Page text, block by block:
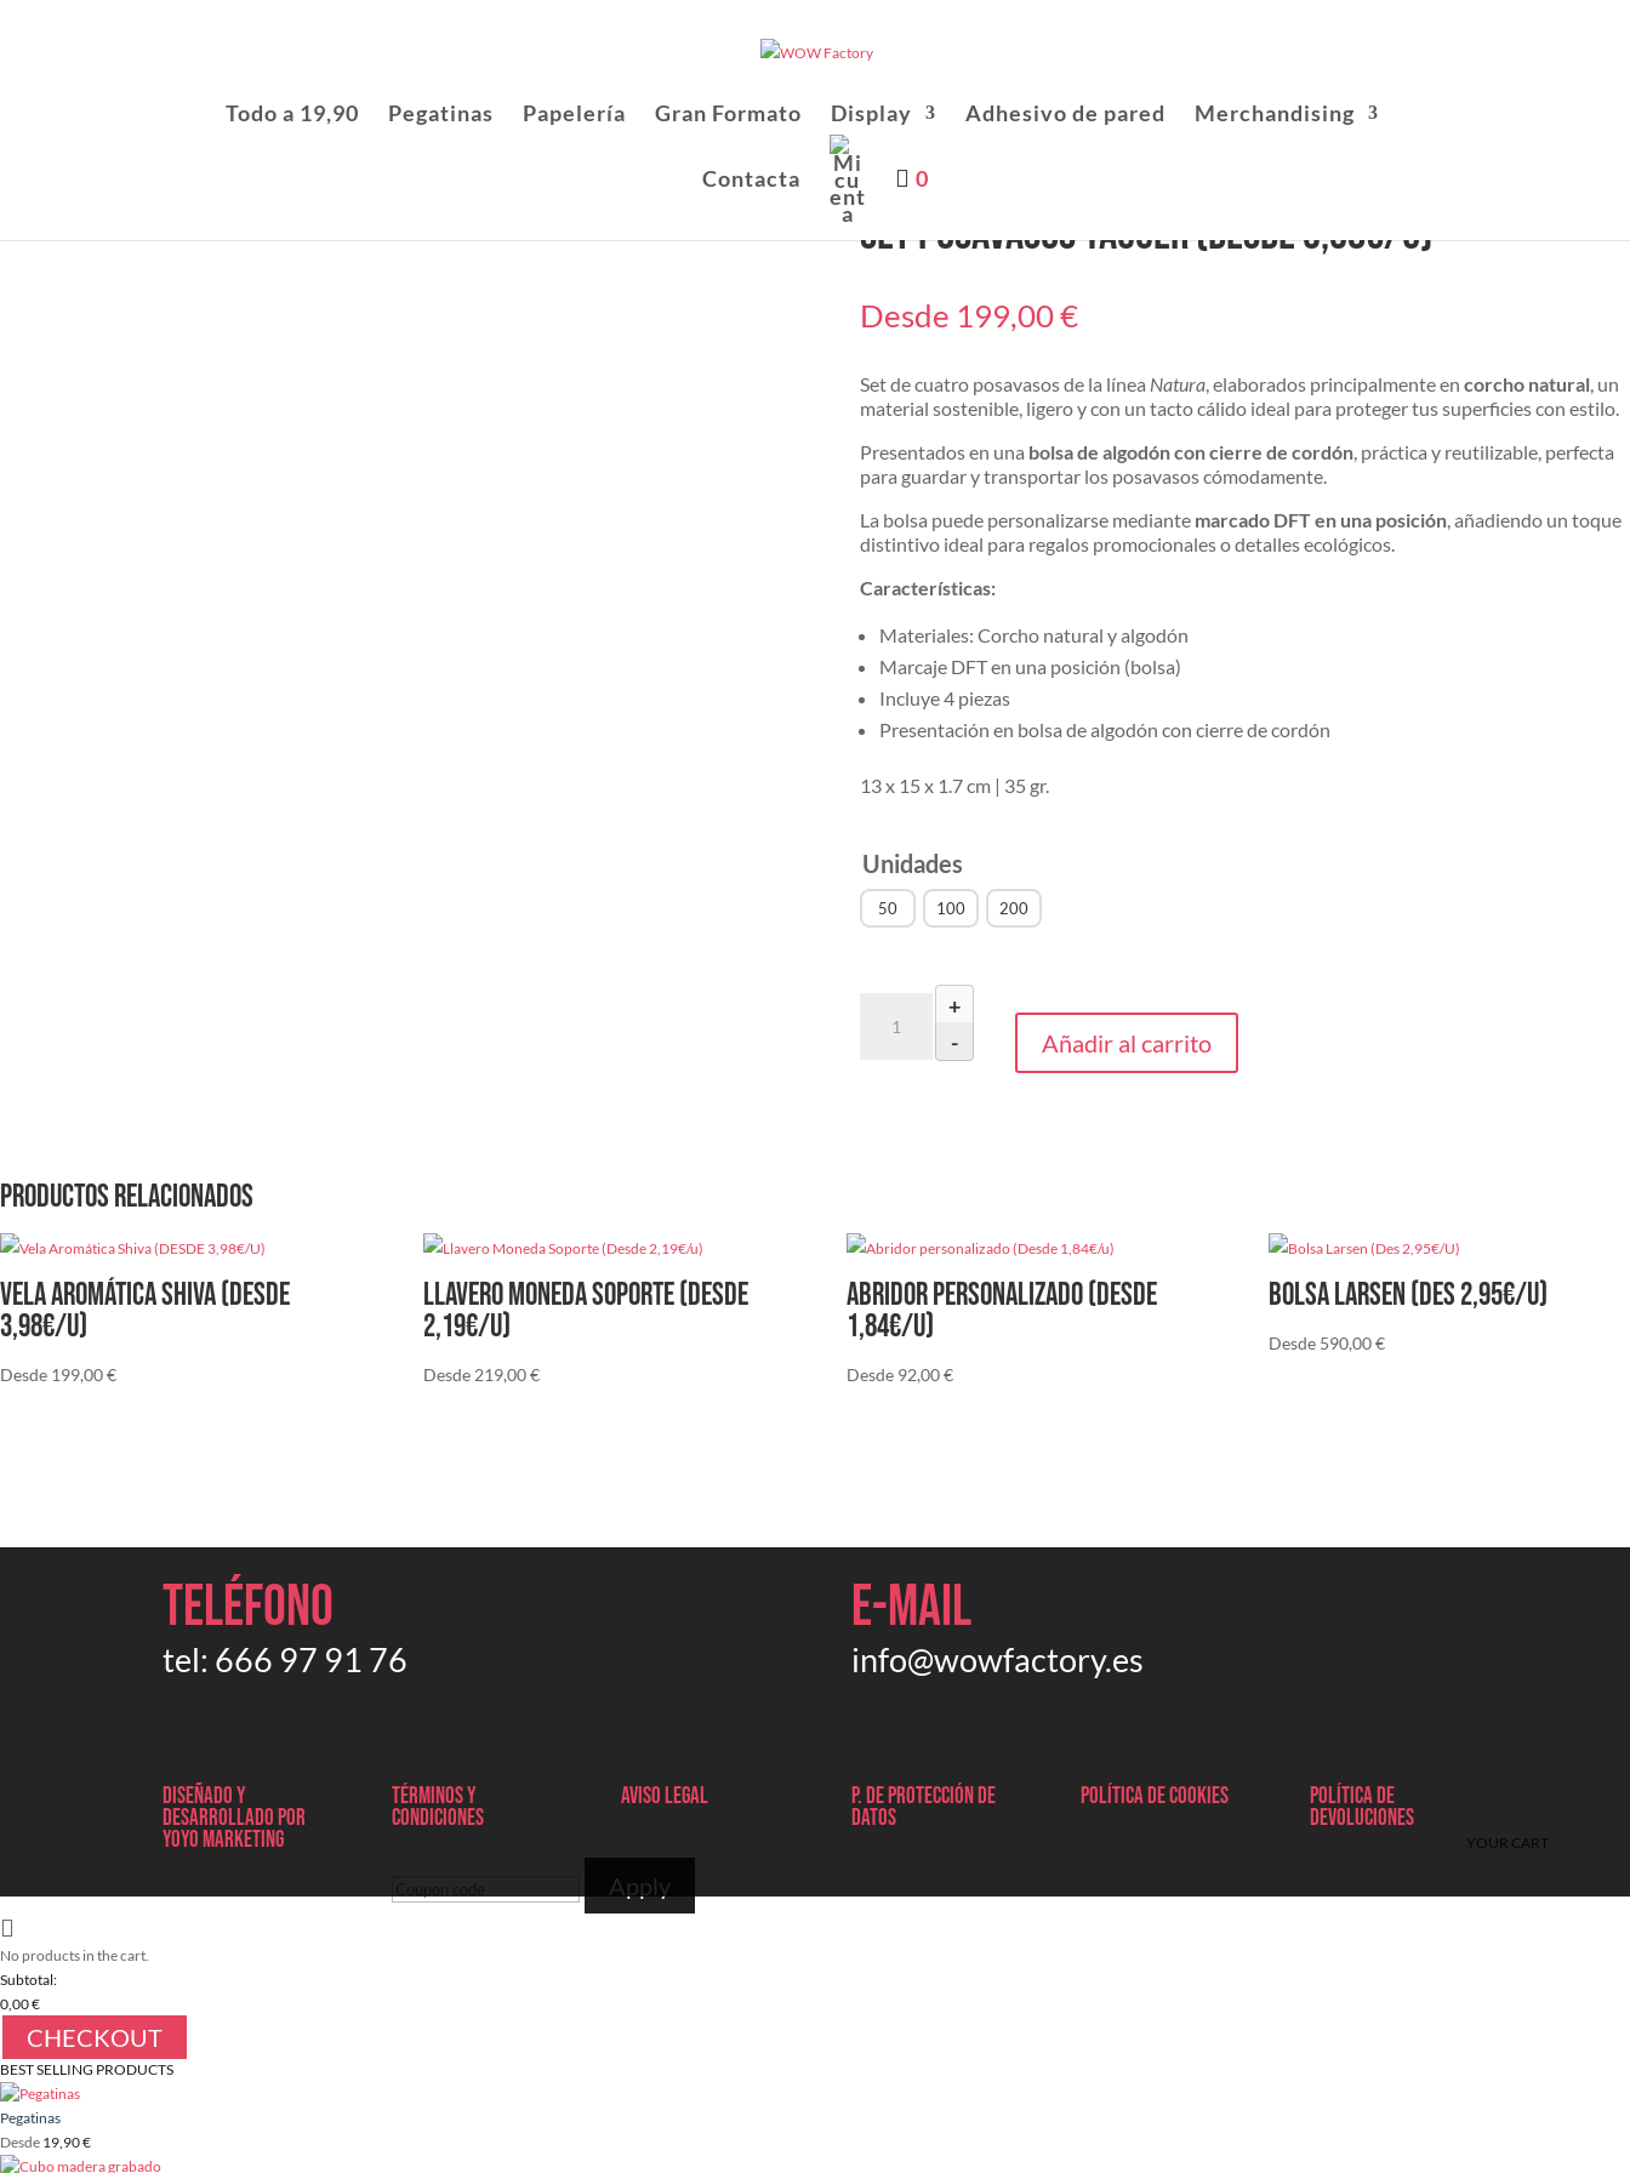
Todo a 19,90 Pegatinas Papelería Gran Formato Display Adhesivo de pared Merchandising
Contacta 0
Set Posavasos Yagger (desde 3,98€/U)
Desde 199,00€
Set de cuatro posavasos de la línea Natura, elaborados principalmente en corcho natural, un
material sostenible, ligero y con un tacto cálido ideal para proteger tus superficies con estilo.
Presentados en una bolsa de algodón con cierre de cordón, práctica y reutilizable, perfecta
para guardar y transportar los posavasos cómodamente.
La bolsa puede personalizarse mediante marcado DFT en una posición, añadiendo un toque
distintivo ideal para regalos promocionales o detalles ecológicos.
Características:
Materiales: Corcho natural y algodón
Marcaje DFT en una posición (bolsa)
Incluye 4 piezas
Presentación en bolsa de algodón con cierre de cordón
13 x 15 x 1.7 cm | 35 gr.
Unidades
50 100 200
Posavasos
-
+
Añadir al carrito
Productos relacionados
Vela Aromática Shiva (DESDE
3,98€/U)
Desde 199,00€
Llavero Moneda Soporte (Desde
2,19€/u)
Desde219,00€
Abridor personalizado (Desde
1,84€/u)
Desde 92,00€
Bolsa Larsen (Des 2,95€/U)
Desde 590,00€
Teléfono
tel: 666 97 91 76
E-mail
info@wowfactory.es
Diseñado y
desarrollado por
Yoyo marketing
Términos y
condiciones
Aviso legal P. de protección de
datos
Política de cookies Política de
devoluciones
YOUR CART
Apply
No products in the cart.
Subtotal:
0,00€
CHECKOUT
BEST SELLING PRODUCTS
Pegatinas
Desde 19,90€